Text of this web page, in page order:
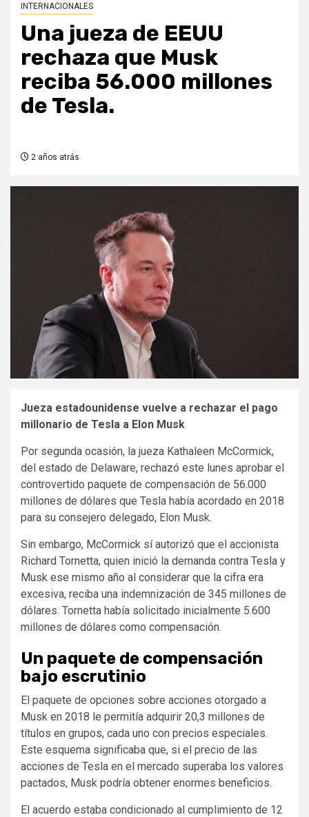
INTERNACIONALES
Una jueza de EEUU
rechaza que Musk
reciba 56.000 millones
de Tesla.
2 años atrás
Jueza estadounidense vuelve a rechazar el pago
millonario de Tesla a Elon Musk
Por segunda ocasión, la jueza Kathaleen McCormick,
del estado de Delaware, rechazó este lunes aprobar el
controvertido paquete de compensación de 56.000
millones de dólares que Tesla había acordado en 2018
para su consejero delegado, Elon Musk.
Sin embargo, McCormick sí autorizó que el accionista
Richard Tornetta, quien inició la demanda contra Tesla y
Musk ese mismo año al considerar que la cifra era
excesiva, reciba una indemnización de 345 millones de
dólares. Tornetta había solicitado inicialmente 5.600
millones de dólares como compensación.
Un paquete de compensación
bajo escrutinio
El paquete de opciones sobre acciones otorgado a
Musk en 2018 le permitía adquirir 20,3 millones de
títulos en grupos, cada uno con precios especiales.
Este esquema significaba que, si el precio de las
acciones de Tesla en el mercado superaba los valores
pactados, Musk podría obtener enormes beneficios.
El acuerdo estaba condicionado al cumplimiento de 12